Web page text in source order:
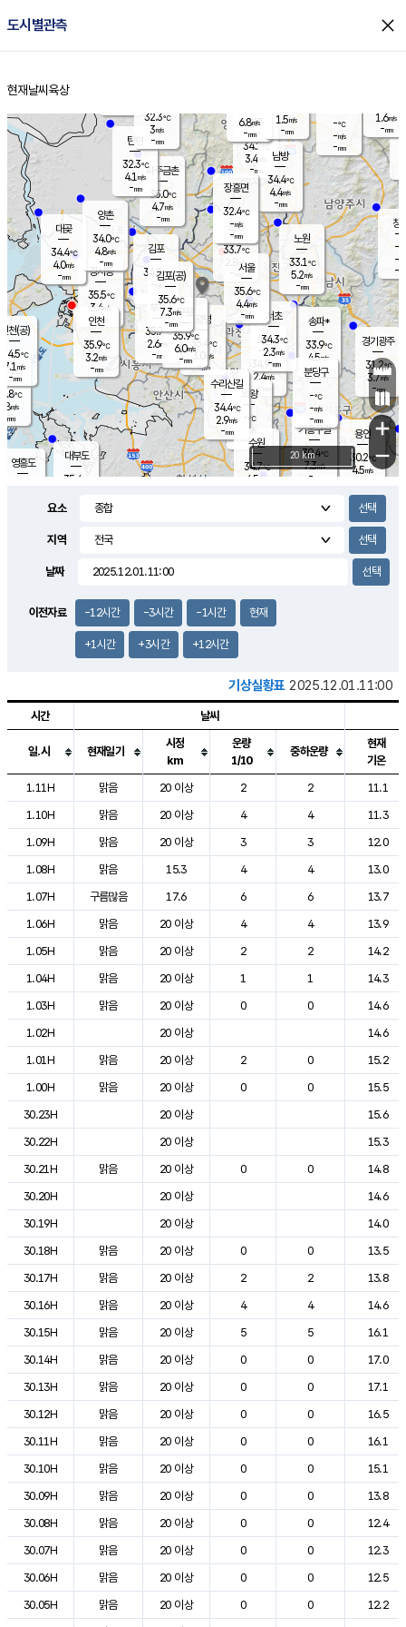
도시별관측 close
홈
현재날씨 육상
의도
℃
m/s
mm
영흥도
양주
34.2℃
3.4
-mm
과천
34.9℃
2.4m/s
- mm
용인
30.2℃
4.5m/s
경기광주
31.2℃
3.7m/s
-mm
6.1m/s
대부도
35.4
경서동
35.5℃
3.4 m/s
-mm
파주금촌
35.0℃
4.7m/s
-mm
-℃
-m/s
-mm
대곶
34.4℃
4.0m/s
-mm
창
-
-m/
-
탄현
32.3℃
4.1 m/s
-mm
1.6m/s
-mm
의왕
- ℃
m/s
mm
김포
34.8℃
-m/s
mm
광명
35.4 ℃
3.0 m/s
-mm
부천
35.7℃
2.6m/s
-mm
양촌
34.0℃
4.8m/s
-mm
구로
35.9℃
6.0m/s
-mm
은평
33.7℃
2.8 m/s
- mm
노원
33.1℃
5.2m/s
-mm
송파*
33.9℃
4.5m/s
-mm
서초
34.3℃
2.3m/s
-mm
남방
34.4℃
4.4m/s
-mm
기흥구갈
30.4℃
7.3m/s
-
수리산길
34.4℃
2.9m/s
-mm
분당구
-℃
-m/s
-mm
장흥면
32.4℃
-m/s
-mm
6.8m/s
-mm
인천(공)
34.5℃
7.1 m/s
-mm
김포(공)
35.6℃
7.3m/s
-mm
수원
34.7℃
4.5 m/s
인천
35.9℃
3.2m/s
-mm
서울
35.6℃
4.4m/s
-mm
32.3℃
3m/s
-mm
1.5m/s
-mm
+
−
20 km
요소
지역
날짜
이전자료 -12시간 -3시간 -1시간 현재
+1시간 +3시간 +12시간
기상실황표 2025.12.01.11:00
도시별 기상실황표로 지점, 날씨, 기온, 강수, 바람, 기압등을 안내한 표입
시간 날씨
일.시 현재일기
시정
km
운량
1/10
중하운량
현재
기온
1.11H
맑음 20 이상 2 2
11.1
1.10H
맑음 20 이상 4 4
11.3
1.09H
맑음 20 이상 3 3
12.0
1.08H
맑음 15.3 4 4
13.0
1.07H
구름많음 17.6 6 6
13.7
1.06H
맑음 20 이상 4 4
13.9
1.05H
맑음 20 이상 2 2
14.2
1.04H
맑음 20 이상 1 1
14.3
1.03H
맑음 20 이상 0 0
14.6
1.02H
20 이상
14.6
1.01H
맑음 20 이상 2 0
15.2
1.00H
맑음 20 이상 0 0
15.5
30.23H
20 이상
15.6
30.22H
20 이상
15.3
30.21H
맑음 20 이상 0 0
14.8
30.20H
20 이상
14.6
30.19H
20 이상
14.0
30.18H
맑음 20 이상 0 0
13.5
30.17H
맑음 20 이상 2 2
13.8
30.16H
맑음 20 이상 4 4
14.6
30.15H
맑음 20 이상 5 5
16.1
30.14H
맑음 20 이상 0 0
17.0
30.13H
맑음 20 이상 0 0
17.1
30.12H
맑음 20 이상 0 0
16.5
30.11H
맑음 20 이상 0 0
16.1
30.10H
맑음 20 이상 0 0
15.1
30.09H
맑음 20 이상 0 0
13.8
30.08H
맑음 20 이상 0 0
12.4
30.07H
맑음 20 이상 0 0
12.3
30.06H
맑음 20 이상 0 0
12.5
30.05H
맑음 20 이상 0 0
12.2